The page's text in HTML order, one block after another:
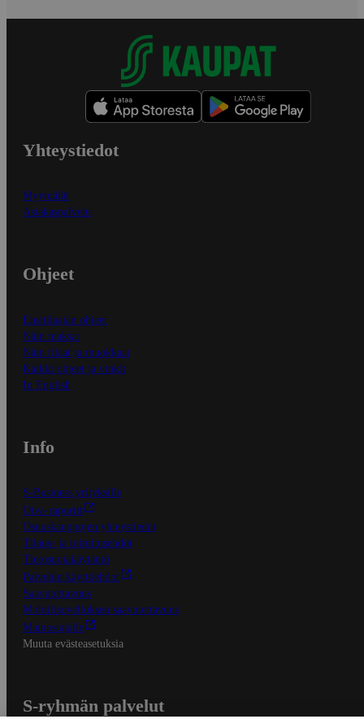
Yhteystiedot
Myymälät
Asiakaspalvelu
Ohjeet
Ensitilaajan ohjeet
Näin maksat
Näin tilaat ja muokkaat
Kaikki ohjeet ja vinkit
In English
Info
S-Business yrityksille
Oiva-raportit
Osuuskauppojen yhteystiedot
Tilaus- ja toimitusehdot
Tietosuojakäytäntö
Palvelun käyttöehdot
Saavutettavuus
Mobiilisovelluksen saavutettavuus
Mainostajalle
Muuta evästeasetuksia
S-ryhmän palvelut